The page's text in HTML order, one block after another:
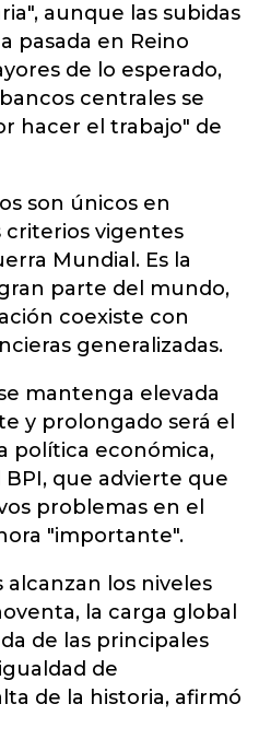
aunque las subidas
pasada en Reino
de lo esperado,
centrales se
hacer el trabajo" de
son únicos en
criterios vigentes
Mundial. Es la
parte del mundo,
coexiste con
generalizadas.
mantenga elevada
y prolongado será el
política económica,
que advierte que
problemas en el
"importante".
alcanzan los niveles
la carga global
de las principales
de
de la historia, afirmó